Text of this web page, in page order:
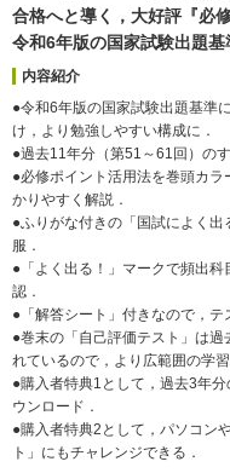
合格へと導く，大好評『必
令和6年版の国家試験出題基
内容紹介
●令和6年版の国家試験出題基準
け，より勉強しやすい構成に．
●過去11年分（第51～61回）の
●必修ポイント活用法を巻頭カ
かりやすく解説．
●ふりがな付きの「国試によく
服．
●「よく出る！」マークで頻出
認．
●「解答シート」付きなので，テ
●巻末の「自己評価テスト」は
れているので，より広範囲の学習
●購入者特典1として，過去3年
ウンロード．
●購入者特典2として，パソコン
ト」にもチャレンジできる．